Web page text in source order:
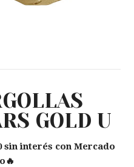
GOLD U
sin interés con Mercado